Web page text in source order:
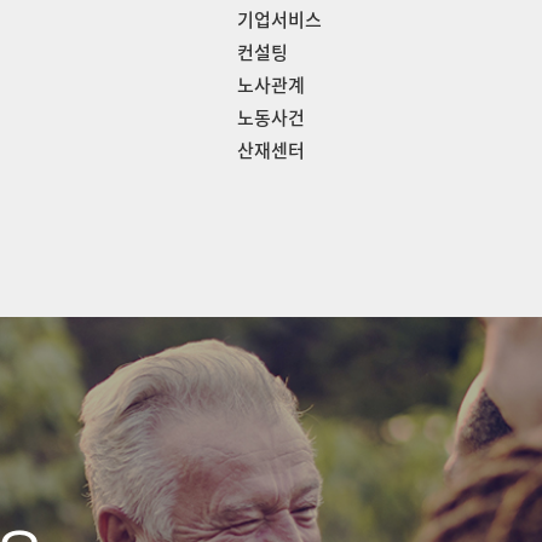
기업서비스
컨설팅
노사관계
노동사건
산재센터